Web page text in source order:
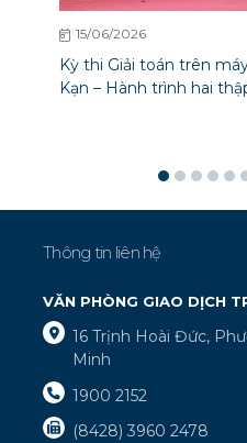
15/06/2026
Kỳ thi Giải toán trên
Kạn – Hành trình hai
Thông tin liên hệ
VĂN PHÒNG GIAO DỊCH
16 Trịnh Hoài Đức,
Minh
1900 2152
(8428) 3960 2478